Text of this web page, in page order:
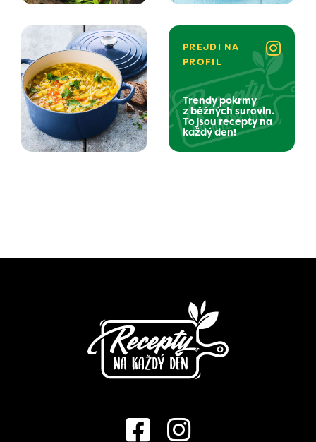
PREJDI NA
PROFIL
Trendy pokrmy
z běžných surovin.
To jsou recepty na
každý den!